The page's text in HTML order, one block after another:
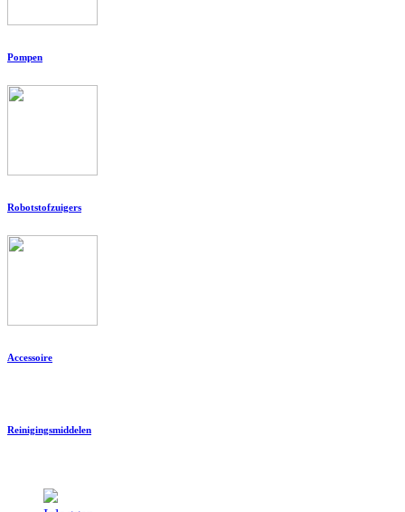
Pompen
Robotstofzuigers
Accessoire
Reinigingsmiddelen